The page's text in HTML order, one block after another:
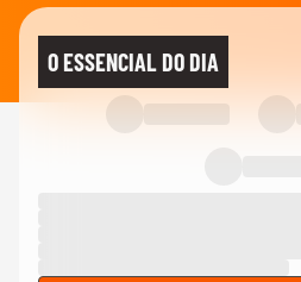
O ESSENCIAL DO DIA